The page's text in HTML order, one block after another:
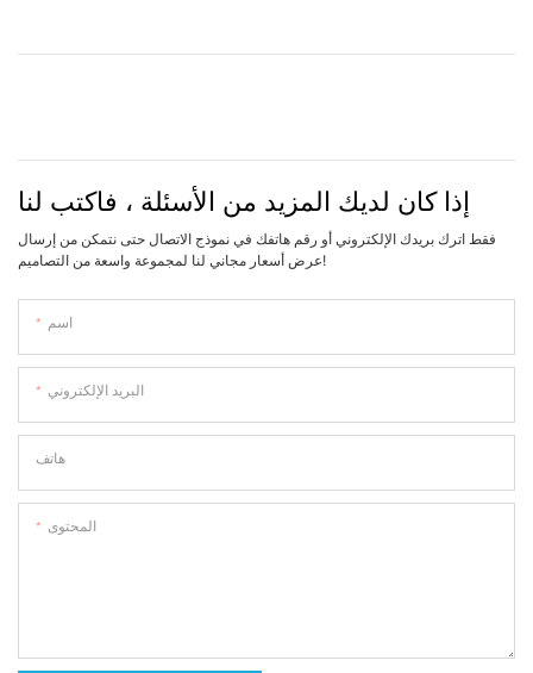
إذا كان لديك المزيد من الأسئلة ، فاكتب لنا
فقط اترك بريدك الإلكتروني أو رقم هاتفك في نموذج الاتصال حتى نتمكن من إرسال
عرض أسعار مجاني لنا لمجموعة واسعة من التصاميم!
اسم
البريد الإلكتروني
هاتف
المحتوى